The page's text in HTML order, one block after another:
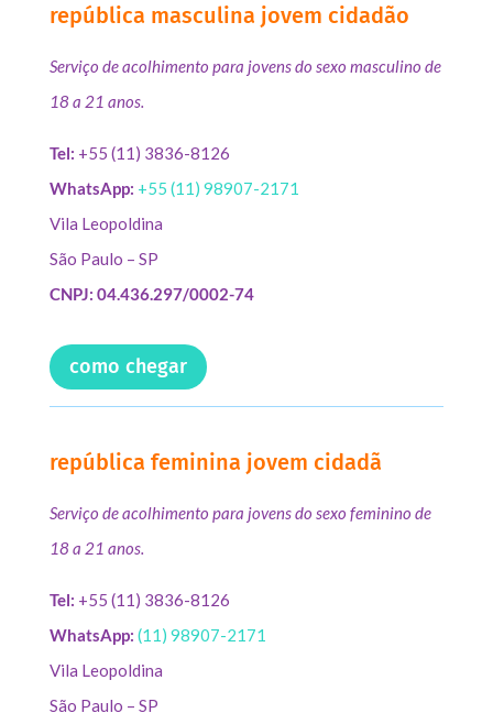
república masculina jovem cidadão
Serviço de acolhimento para jovens do sexo masculino de
18 a 21 anos.
Tel: +55 (11) 3836-8126
WhatsApp: +55 (11) 98907-2171
Vila Leopoldina
São Paulo – SP
CNPJ: 04.436.297/0002-74
como chegar
república feminina jovem cidadã
Serviço de acolhimento para jovens do sexo feminino de
18 a 21 anos.
Tel: +55 (11) 3836-8126
WhatsApp: (11) 98907-2171
Vila Leopoldina
São Paulo – SP